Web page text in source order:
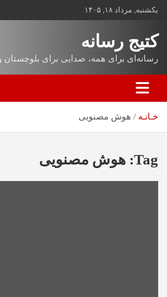
یکشنبه, مرداد ۱۸, ۱۴۰۵
کتیج رسانه
رسانه‌ای برای همه، صدایی برای بلوچستان
خـانـه هوش مصنویی
Tag: هوش مصنویی